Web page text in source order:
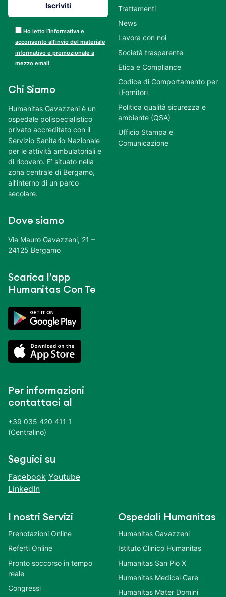
Ho letto l’informativa e
acconsento all’invio del materiale
informativo e promozionale a
mezzo email
Chi Siamo
Humanitas Gavazzeni è un
ospedale polispecialistico
privato accreditato con il
Servizio Sanitario Nazionale
per le attività ambulatoriali e
di ricovero. E’ situato nella
zona centrale di Bergamo,
all’interno di un parco
secolare.
Dove siamo
Via Mauro Gavazzeni, 21 –
24125 Bergamo
Scarica l’app
Humanitas Con Te
Per informazioni
contattaci al
+39 035 420 411 1
(Centralino)
Seguici su
Facebook Youtube
LinkedIn
Trattamenti
News
Lavora con noi
Società trasparente
Etica e Compliance
Codice di Comportamento per
i Fornitori
Politica qualità sicurezza e
ambiente (QSA)
Ufficio Stampa e
Comunicazione
I nostri Servizi
Prenotazioni Online
Referti Online
Pronto soccorso in tempo
reale
Congressi
Ospedali Humanitas
Humanitas Gavazzeni
Istituto Clinico Humanitas
Humanitas San Pio X
Humanitas Medical Care
Humanitas Mater Domini